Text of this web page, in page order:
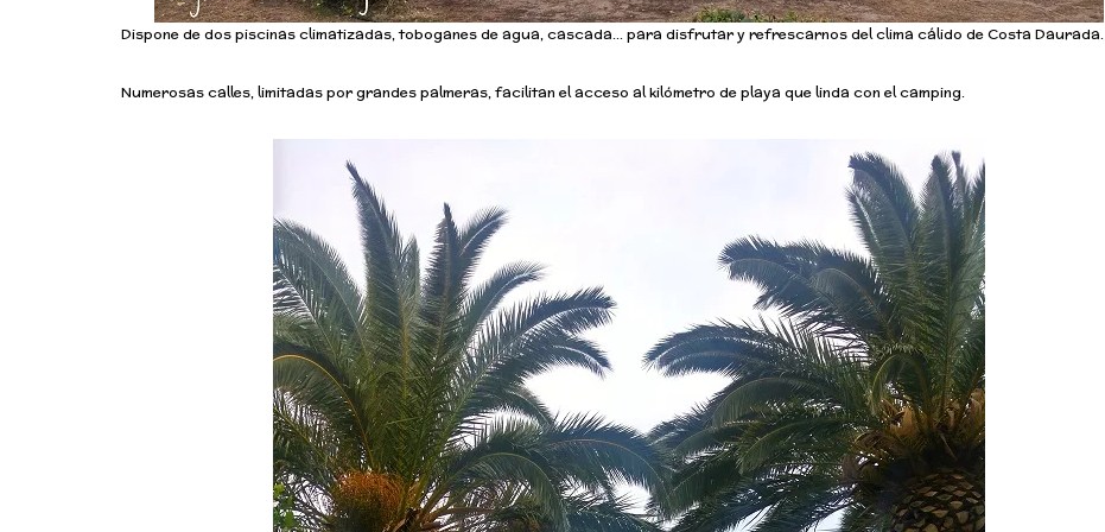
Dispone de dos piscinas climatizadas, toboganes de agua, cascada… para disfrutar y refrescarnos del clima cálido de Costa Daurada.
Numerosas calles, limitadas por grandes palmeras, facilitan el acceso al kilómetro de playa que linda con el camping.